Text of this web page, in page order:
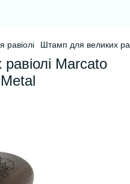
равіолі Штамп для великих
Marcato